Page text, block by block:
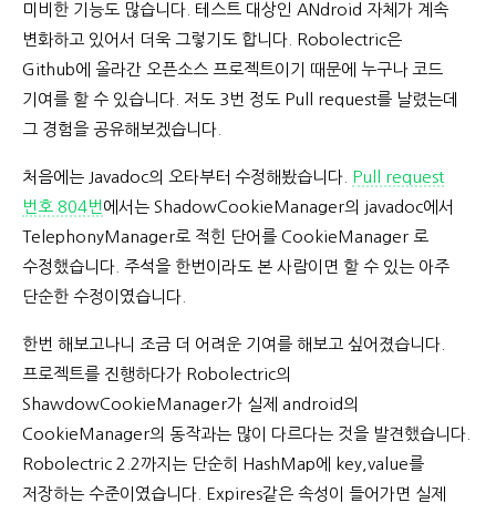
미비한 기능도 많습니다. 테스트 대상인 ANdroid 자체가 계속
변화하고 있어서 더욱 그렇기도 합니다. Robolectric은
Github에 올라간 오픈소스 프로젝트이기 때문에 누구나 코드
기여를 할 수 있습니다. 저도 3번 정도 Pull request를 날렸는데
그 경험을 공유해보겠습니다.
처음에는 Javadoc의 오타부터 수정해봤습니다.
Pull request
번호 804번 에서는 ShadowCookieManager의 javadoc에서
TelephonyManager로 적힌 단어를 CookieManager 로
수정했습니다. 주석을 한번이라도 본 사람이면 할 수 있는 아주
단순한 수정이였습니다.
한번 해보고나니 조금 더 어려운 기여를 해보고 싶어졌습니다.
프로젝트를 진행하다가 Robolectric의
ShawdowCookieManager가 실제 android의
CookieManager의 동작과는 많이 다르다는 것을 발견했습니다.
Robolectric 2.2까지는 단순히 HashMap에 key,value를
저장하는 수준이였습니다. Expires같은 속성이 들어가면 실제